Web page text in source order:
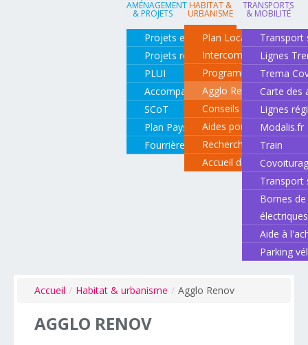
AMÉNAGEMENT
& PROJETS
Projets en cours
Projets réalisés
PLUI
Accompagnement de projets
SCoT
Plan Paysage
Fourrière animale
HABITAT &
URBANISME
Plan Local d'Urbanisme
Intercommunal
Programme local de
Agglo Renov
Conseils pour rénover
Aides pour rénover
Recherche d'un
Accueil des gens du
TRANSPORTS
& MOBILITÉ
Transport
Lignes
Trema
Carte des
Lignes
Modalis.fr
Train
Transport
Bornes
électriques
Aide à
Parking
Accueil / Habitat & urbanisme / Agglo Renov
AGGLO RENOV